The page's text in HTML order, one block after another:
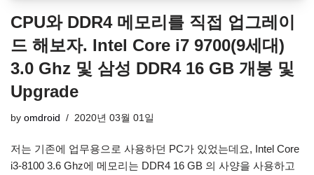
CPU와 DDR4 메모리를 직접 업그레이
드 해보자. Intel Core i7 9700(9세대)
3.0 Ghz 및 삼성 DDR4 16 GB 개봉 및
Upgrade
by omdroid 2020년 03월 01일
저는 기존에 업무용으로 사용하던 PC가 있었는데요, Intel Core
i3-8100 3.6 Ghz에 메모리는 DDR4 16 GB 의 사양을 사용하고